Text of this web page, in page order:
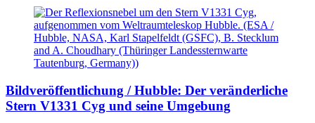
Bildveröffentlichung / Hubble: Der veränderliche
Stern V1331 Cyg und seine Umgebung